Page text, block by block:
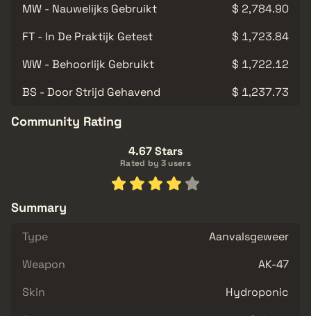
MW - Nauwelijks Gebruikt
$ 2,784.90
FT - In De Praktijk Getest
$ 1,723.84
WW - Behoorlijk Gebruikt
$ 1,722.12
BS - Door Strijd Gehavend
$ 1,237.73
Community Rating
4.67 Stars
Rated by 3 users
Summary
Type
Aanvalsgeweer
Weapon
AK-47
Skin
Hydroponic